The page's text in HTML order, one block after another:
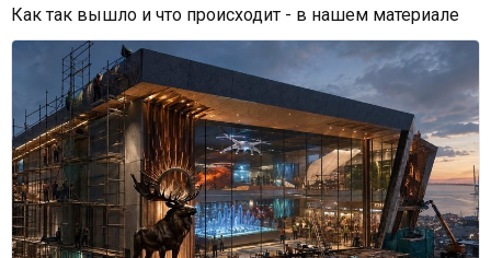
Как так вышло и что происходит - в нашем материале